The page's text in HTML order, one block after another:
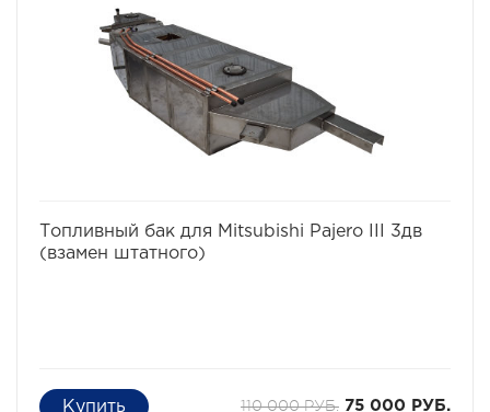
Топливный бак для Mitsubishi Pajero III 3дв
(взамен штатного)
110 000 РУБ. 75 000 РУБ.